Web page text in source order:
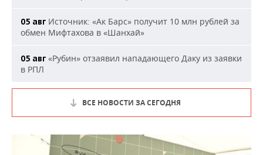
05 авг Источник: «Ак Барс» получит 10 млн рублей за
обмен Мифтахова в «Шанхай»
05 авг «Рубин» отзаявил нападающего Даку из заявки
в РПЛ
ВСЕ НОВОСТИ ЗА СЕГОДНЯ